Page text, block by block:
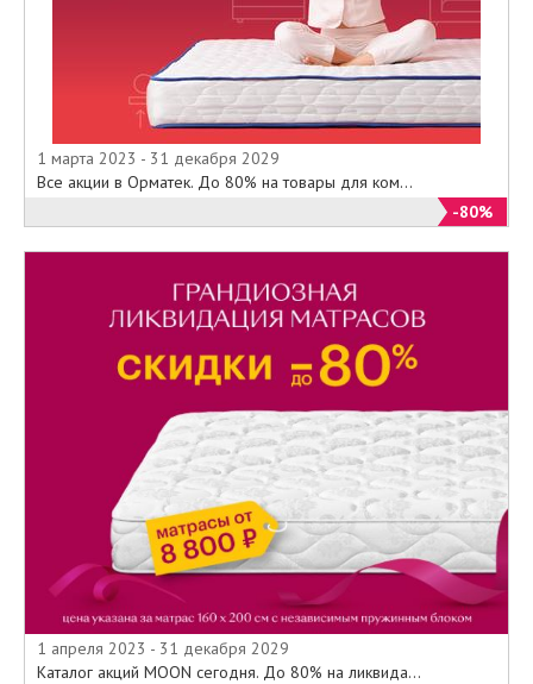
1 марта 2023 - 31 декабря 2029
Все акции в Орматек. До 80% на товары для ком...
-80%
1 апреля 2023 - 31 декабря 2029
Каталог акций MOON сегодня. До 80% на ликвида...